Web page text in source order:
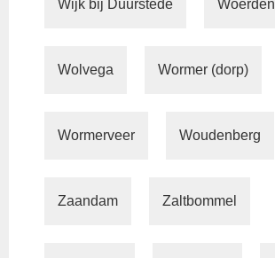
Wijk bij Duurstede Woerden
Wolvega Wormer (dorp)
Wormerveer Woudenberg
Zaandam Zaltbommel